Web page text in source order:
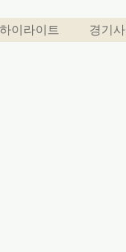
하이라이트 경기